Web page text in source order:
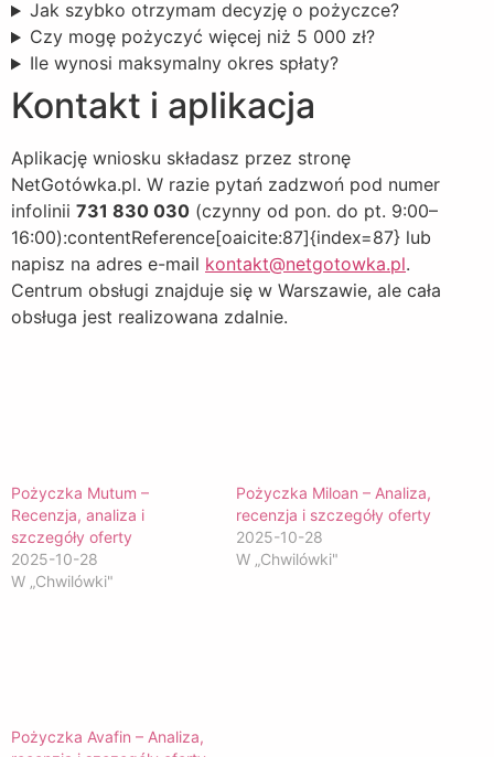
Jak szybko otrzymam decyzję o pożyczce?
Czy mogę pożyczyć więcej niż 5 000 zł?
Ile wynosi maksymalny okres spłaty?
Kontakt i aplikacja
Aplikację wniosku składasz przez stronę
NetGotówka.pl. W razie pytań zadzwoń pod numer
infolinii 731 830 030 (czynny od pon. do pt. 9:00–
16:00):contentReference[oaicite:87]{index=87} lub
napisz na adres e-mail kontakt@netgotowka.pl.
Centrum obsługi znajduje się w Warszawie, ale cała
obsługa jest realizowana zdalnie.
Pożyczka Mutum –
Recenzja, analiza i
szczegóły oferty
2025-10-28
W „Chwilówki"
Pożyczka Miloan – Analiza,
recenzja i szczegóły oferty
2025-10-28
W „Chwilówki"
Pożyczka Avafin – Analiza,